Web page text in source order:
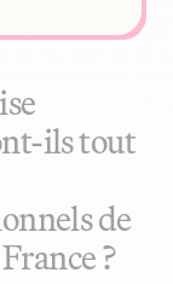
ils tout
de
?